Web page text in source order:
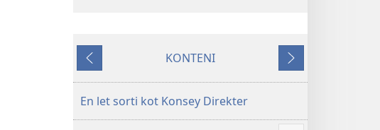
piblikasyon
forma
elektronik
Avan
KONTENI
Swivan
En let sorti kot Konsey Direkter